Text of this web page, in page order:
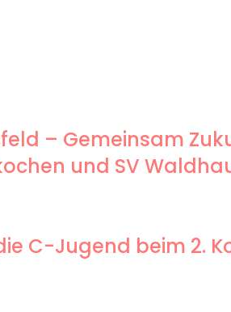
– Gemeinsam
und SV
C-Jugend beim 2.